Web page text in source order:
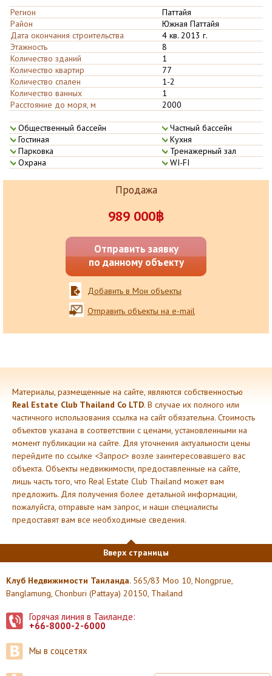
Регион
Паттайя
Район
Южная Паттайя
Дата окончания строительства
4 кв. 2013 г.
Этажность
8
Количество зданий
1
Количество квартир
77
Количество спален
1-2
Количество ванных
1
Расстояние до моря, м
2000
Общественны­й бассейн
Частный бас­сейн
Гостиная
Кухня
Парковка
Тренажерный­ зал
Охрана
WI-FI
Продажа
989 000฿
Отправить заявку
по данному объекту
Добавить в Мои объекты
Отправить объекты на e-mail
Материалы, размещенные на сайте, являются собственностью
Real Estate Club Thailand Co LTD. В случае их полного или
частичного использования ссылка на сайт обязательна. Стоимость
объектов указана в соответствии с ценами, установленными на
момент публикации на сайте. Для уточнения актуальности цены
перейдите по ссылке <Запрос> возле заинтересовавшего вас
объекта. Объекты недвижимости, предоставленные на сайте,
лишь часть того, что Real Estate Club Thailand может вам
предложить. Для получения более детальной информации,
пожалуйста, отправьте нам запрос, и наши специалисты
предоставят вам все необходимые сведения.
Вверх страницы
Клуб Недвижимости Таиланда. 565/83 Moo 10, Nongprue,
Banglamung, Chonburi (Pattaya) 20150, Thailand
Горячая линия в Таиланде:
+66-8000-2-6000
Мы в соцсетях